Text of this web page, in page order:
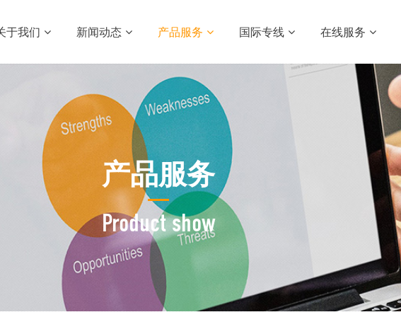
于我们 新闻动态 产品服务 国际专线 在线服务
产品服务
Product show